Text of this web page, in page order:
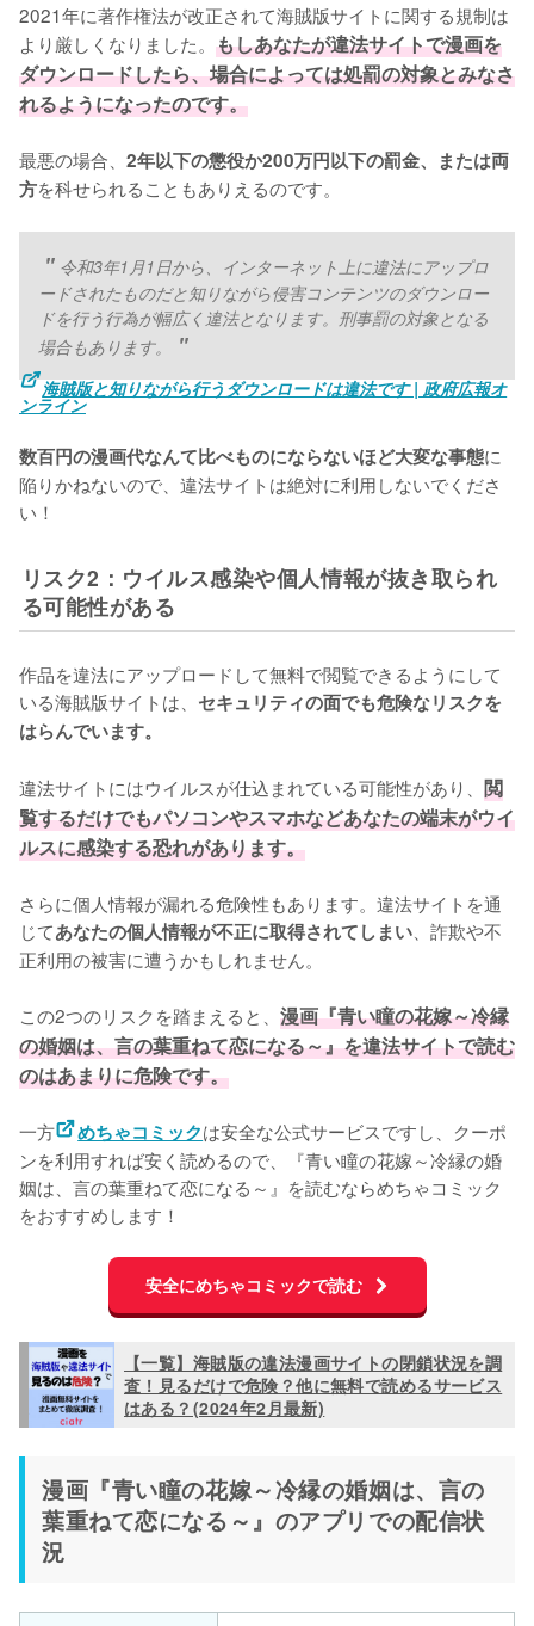
2021年に著作権法が改正されて海賊版サイトに関する規制は
より厳しくなりました。 もしあなたが違法サイトで漫画を
ダウンロードしたら、場合によっては処罰の対象とみなさ
れるようになったのです。
最悪の場合、 2年以下の懲役か200万円以下の罰金、または両
方を科せられることもありえるのです。
令和3年1月1日から、インターネット上に違法にアップロ
ードされたものだと知りながら侵害コンテンツのダウンロー
ドを行う行為が幅広く違法となります。刑事罰の対象となる
場合もあります。
海賊版と知りながら行うダウンロードは違法です | 政府広報オ
ンライン
数百円の漫画代なんて比べものにならないほど大変な事態に
陥りかねないので、違法サイトは絶対に利用しないでくださ
い！
リスク2：ウイルス感染や個人情報が抜き取られ
る可能性がある
作品を違法にアップロードして無料で閲覧できるようにして
いる海賊版サイトは、 セキュリティの面でも危険なリスクを
はらんでいます。
違法サイトにはウイルスが仕込まれている可能性があり、 閲
覧するだけでもパソコンやスマホなどあなたの端末がウイ
ルスに感染する恐れがあります。
さらに個人情報が漏れる危険性もあります。違法サイトを通
じてあなたの個人情報が不正に取得されてしまい 、詐欺や不
正利用の被害に遭うかもしれません。
この2つのリスクを踏まえると、 漫画『青い瞳の花嫁～冷縁
の婚姻は、言の葉重ねて恋になる～』を違法サイトで読む
のはあまりに危険です。
一方 めちゃコミックは安全な公式サービスですし、クーポ
ンを利用すれば安く読めるので、『青い瞳の花嫁～冷縁の婚
姻は、言の葉重ねて恋になる～』を読むならめちゃコミック
をおすすめします！
安全にめちゃコミックで読む
【一覧】海賊版の違法漫画サイトの閉鎖状況を調
査！見るだけで危険？他に無料で読めるサービス
はある？(2024年2月最新)
漫画『青い瞳の花嫁～冷縁の婚姻は、言の
葉重ねて恋になる～』のアプリでの配信状
況